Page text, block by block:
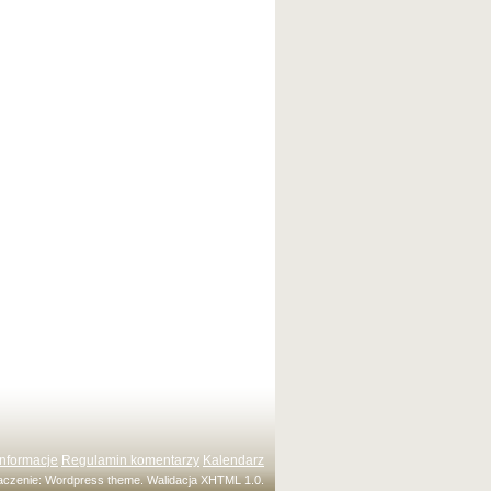
Regulamin komentarzy Kalendarz
Wordpress theme. WalidacjaXHTML 1.0.